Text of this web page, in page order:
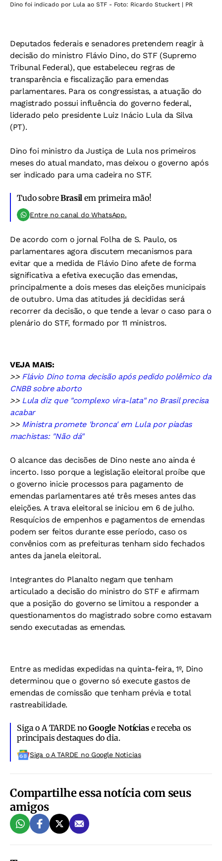
Dino foi indicado por Lula ao STF - Foto: Ricardo Stuckert | PR
Deputados federais e senadores pretendem reagir à
decisão do ministro Flávio Dino, do STF (Supremo
Tribunal Federal), que estabeleceu regras de
transparência e fiscalização para emendas
parlamentares. Para os congressistas, a atuação do
magistrado possui influência do governo federal,
liderado pelo presidente Luiz Inácio Lula da Silva
(PT).
Dino foi ministro da Justiça de Lula nos primeiros
meses do atual mandato, mas deixou o governo após
ser indicado para uma cadeira no STF.
Tudo sobreBrasil em primeira mão!
Entre no canal do WhatsApp.
De acordo com o jornal Folha de S. Paulo, os
parlamentares agora discutem mecanismos para
evitar que a medida de Flávio Dino afete de forma
significativa a efetiva execução das emendas,
principalmente a dois meses das eleições municipais
de outubro. Uma das atitudes já decididas será
recorrer da decisão, o que tende a levar o caso para o
plenário do STF, formado por 11 ministros.
VEJA MAIS:
>> Flávio Dino toma decisão após pedido polêmico da
CNBB sobre aborto
>> Lula diz que "complexo vira-lata" no Brasil precisa
acabar
>> Ministra promete 'bronca' em Lula por piadas
machistas: "Não dá"
O alcance das decisões de Dino neste ano ainda é
incerto. Isso porque a legislação eleitoral proíbe que
o governo inicie processos para pagamento de
emendas parlamentares até três meses antes das
eleições. A trava eleitoral se iniciou em 6 de julho.
Resquícios de empenhos e pagamentos de emendas
podem ser feitos durante esse período, caso os
convênios com as prefeituras tenham sido fechados
antes da janela eleitoral.
Integrantes do Planalto negam que tenham
articulado a decisão do ministro do STF e afirmam
que a posição do governo se limitou a responder a
questionamentos do magistrado sobre como estavam
sendo executadas as emendas.
Entre as medidas expedidas na quinta-feira, 1º, Dino
determinou que o governo só execute gastos de
emendas de comissão que tenham prévia e total
rastreabilidade.
Siga o A TARDE noGoogle Notíciase receba os
principais destaques do dia.
Siga o A TARDE no Google Noticias
Compartilhe essa notícia com seus
amigos